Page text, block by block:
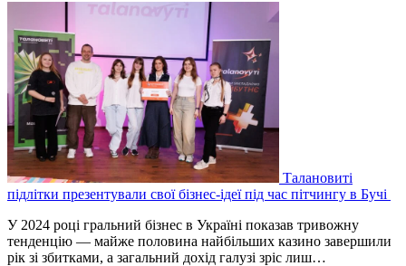
Талановиті
підлітки презентували свої бізнес-ідеї під час пітчингу в Бучі
У 2024 році гральний бізнес в Україні показав тривожну
тенденцію — майже половина найбільших казино завершили
рік зі збитками, а загальний дохід галузі зріс лиш…